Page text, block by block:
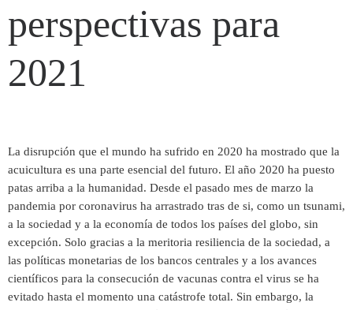
perspectivas para
2021
La disrupción que el mundo ha sufrido en 2020 ha mostrado que la
acuicultura es una parte esencial del futuro. El año 2020 ha puesto
patas arriba a la humanidad. Desde el pasado mes de marzo la
pandemia por coronavirus ha arrastrado tras de si, como un tsunami,
a la sociedad y a la economía de todos los países del globo, sin
excepción. Solo gracias a la meritoria resiliencia de la sociedad, a
las políticas monetarias de los bancos centrales y a los avances
científicos para la consecución de vacunas contra el virus se ha
evitado hasta el momento una catástrofe total. Sin embargo, la